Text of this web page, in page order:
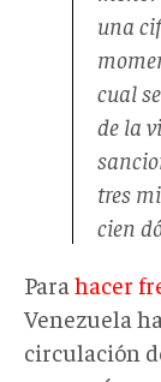
una
cual
de la
tres
cien
Para hacer
Venezuela
circulación